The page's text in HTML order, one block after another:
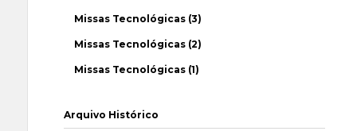
Missas Tecnológicas (3)
Missas Tecnológicas (2)
Missas Tecnológicas (1)
Arquivo Histórico